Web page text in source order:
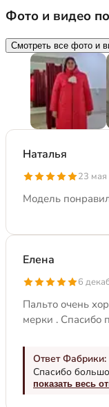
Фото и видео
Смотреть все фото и
Наталья
23
Модель
Елена
6
Пальто очень
мерки . Спасибо
Ответ Фабрики:
Спасибо
модель вам
показать весь